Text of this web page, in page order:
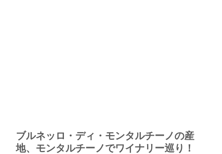
ブルネッロ・ディ・モンタルチーノの産
地、モンタルチーノでワイナリー巡り！